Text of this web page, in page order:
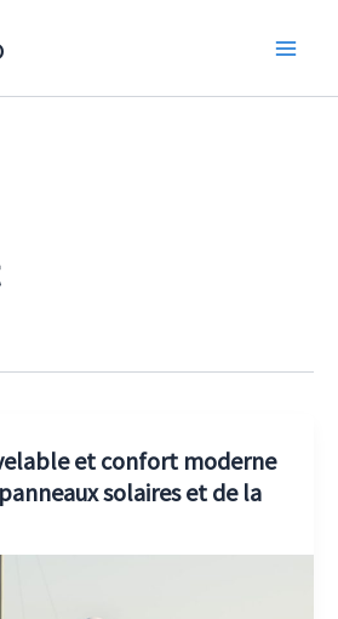
et confort moderne
solaires et de la